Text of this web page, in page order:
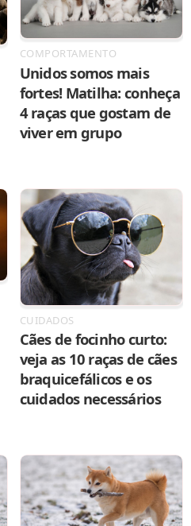
COMPORTAMENTO
Unidos somos mais
fortes! Matilha: conheça
4 raças que gostam de
viver em grupo
CUIDADOS
Cães de focinho curto:
veja as 10 raças de cães
braquicefálicos e os
cuidados necessários